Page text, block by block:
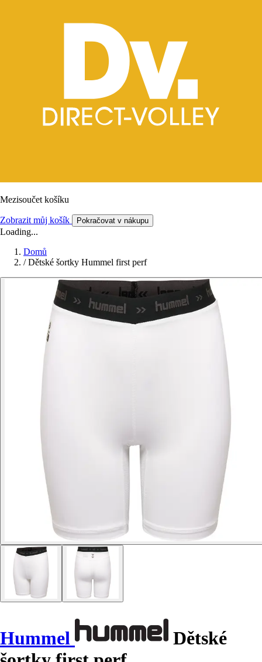
Mezisoučet košíku
Zobrazit můj košík Pokračovat v nákupu
Loading...
Domů
/ Dětské šortky Hummel first perf
Hummel
Dětské